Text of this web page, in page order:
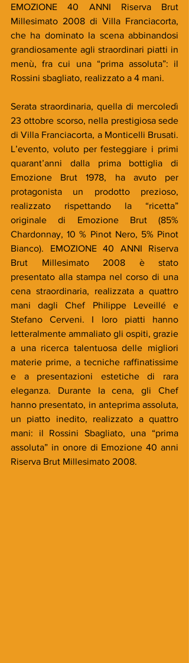
EMOZIONE 40 ANNI Riserva Brut
Millesimato 2008 di Villa Franciacorta,
che ha dominato la scena abbinandosi
grandiosamente agli straordinari piatti in
menù, fra cui una “prima assoluta”: il
Rossini sbagliato, realizzato a 4 mani.
Serata straordinaria, quella di mercoledì
23 ottobre scorso, nella prestigiosa sede
di Villa Franciacorta, a Monticelli Brusati.
L’evento, voluto per festeggiare i primi
quarant’anni dalla prima bottiglia di
Emozione Brut 1978, ha avuto per
protagonista un prodotto prezioso,
realizzato rispettando la “ricetta”
originale di Emozione Brut (85%
Chardonnay, 10 % Pinot Nero, 5% Pinot
Bianco). EMOZIONE 40 ANNI Riserva
Brut Millesimato 2008 è stato
presentato alla stampa nel corso di una
cena straordinaria, realizzata a quattro
mani dagli Chef Philippe Leveillé e
Stefano Cerveni. I loro piatti hanno
letteralmente ammaliato gli ospiti, grazie
a una ricerca talentuosa delle migliori
materie prime, a tecniche raffinatissime
e a presentazioni estetiche di rara
eleganza. Durante la cena, gli Chef
hanno presentato, in anteprima assoluta,
un piatto inedito, realizzato a quattro
mani: il Rossini Sbagliato, una “prima
assoluta” in onore di Emozione 40 anni
Riserva Brut Millesimato 2008.